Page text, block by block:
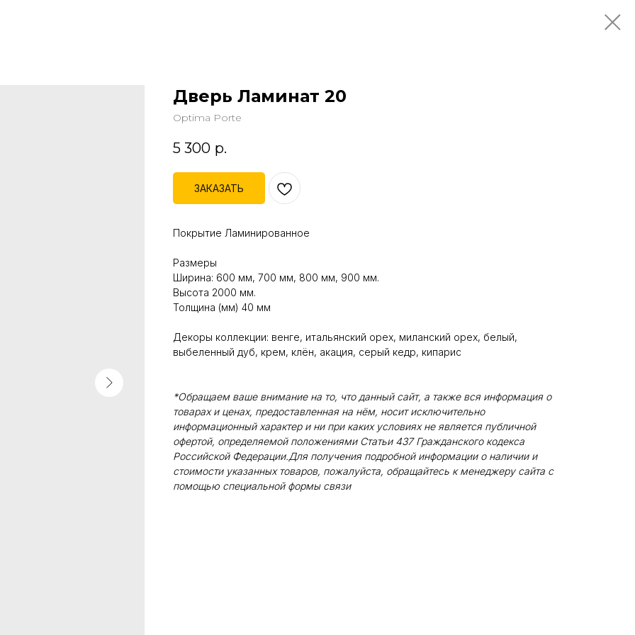
Дверь Ламинат 20
Optima Porte
5 300 р.
ЗАКАЗАТЬ
Покрытие Ламинированное
Размеры
Ширина: 600 мм, 700 мм, 800 мм, 900 мм.
Высота 2000 мм.
Толщина (мм) 40 мм
Декоры коллекции: венге, итальянский орех, миланский орех, белый,
выбеленный дуб, крем, клён, акация, серый кедр, кипарис
*Обращаем ваше внимание на то, что данный сайт, а также вся информация о
товарах и ценах, предоставленная на нём, носит исключительно
информационный характер и ни при каких условиях не является публичной
офертой, определяемой положениями Статьи 437 Гражданского кодекса
Российской Федерации.Для получения подробной информации о наличии и
стоимости указанных товаров, пожалуйста, обращайтесь к менеджеру сайта с
помощью специальной формы связи